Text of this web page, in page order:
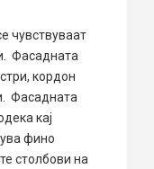
чувствуваат
Фасадната
кордон
Фасадната
кај
фино
столбови на